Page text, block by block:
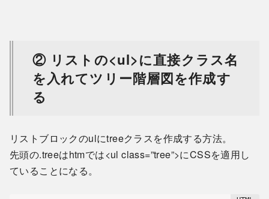
② リストの<ul>に直接クラス名
を入れてツリー階層図を作成す
る
リストブロックのulにtreeクラスを作成する方法。
先頭の.treeはhtmでは<ul class=”tree”>にCSSを適用し
ていることになる。